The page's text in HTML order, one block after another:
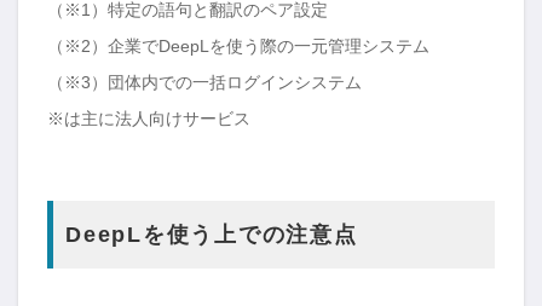
（※1）特定の語句と翻訳のペア設定
（※2）企業でDeepLを使う際の一元管理システム
（※3）団体内での一括ログインシステム
※は主に法人向けサービス
DeepLを使う上での注意点